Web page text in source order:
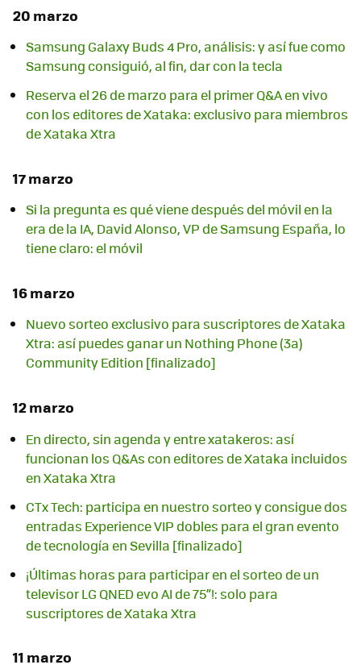
20 marzo
Samsung Galaxy Buds 4 Pro, análisis: y así fue como
Samsung consiguió, al fin, dar con la tecla
Reserva el 26 de marzo para el primer Q&A en vivo
con los editores de Xataka: exclusivo para miembros
de Xataka Xtra
17 marzo
Si la pregunta es qué viene después del móvil en la
era de la IA, David Alonso, VP de Samsung España, lo
tiene claro: el móvil
16 marzo
Nuevo sorteo exclusivo para suscriptores de Xataka
Xtra: así puedes ganar un Nothing Phone (3a)
Community Edition [finalizado]
12 marzo
En directo, sin agenda y entre xatakeros: así
funcionan los Q&As con editores de Xataka incluidos
en Xataka Xtra
CTx Tech: participa en nuestro sorteo y consigue dos
entradas Experience VIP dobles para el gran evento
de tecnología en Sevilla [finalizado]
¡Últimas horas para participar en el sorteo de un
televisor LG QNED evo AI de 75”!: solo para
suscriptores de Xataka Xtra
11 marzo